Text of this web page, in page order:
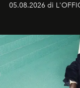
un’impronta
05.08.2026 di